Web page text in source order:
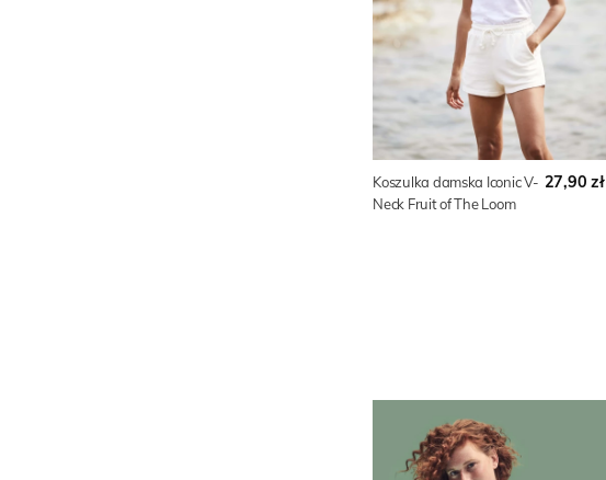
Koszulka damska Iconic V-
Neck Fruit of The Loom
27,90 zł